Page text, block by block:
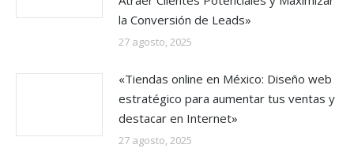
la Conversión de Leads»
27 agosto, 2025
«Tiendas online en México: Diseño web
estratégico para aumentar tus ventas y
destacar en Internet»
27 agosto, 2025